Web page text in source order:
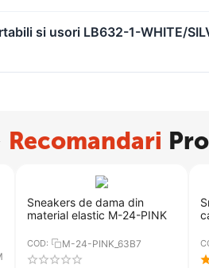
si usori LB632-1-WHITE/
Recomandari
Sneakers de dama din
material elastic M-24-PINK
COD: M-24-PINK_63B7